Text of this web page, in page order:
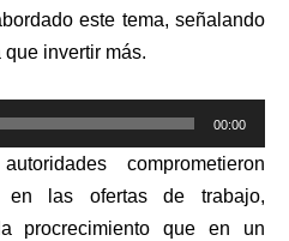
este tema, señalando
invertir más.
00:00
comprometieron
en las ofertas de trabajo,
procrecimiento que en un